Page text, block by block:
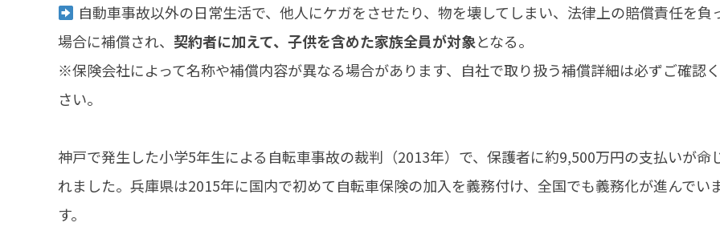
自動車事故以外の日常生活で、他人にケガをさせたり、物を壊してしまい、法律上の賠償責任を負
場合に補償され、 契約者に加えて、子供を含めた家族全員が対象となる。
※保険会社によって名称や補償内容が異なる場合があります、自社で取り扱う補償詳細は必ずご確認
さい。
神戸で発生した小学5年生による自転車事故の裁判（2013年）で、保護者に約9,500万円の支払いが命
れました。兵庫県は2015年に国内で初めて自転車保険の加入を義務付け、全国でも義務化が進んでい
す。